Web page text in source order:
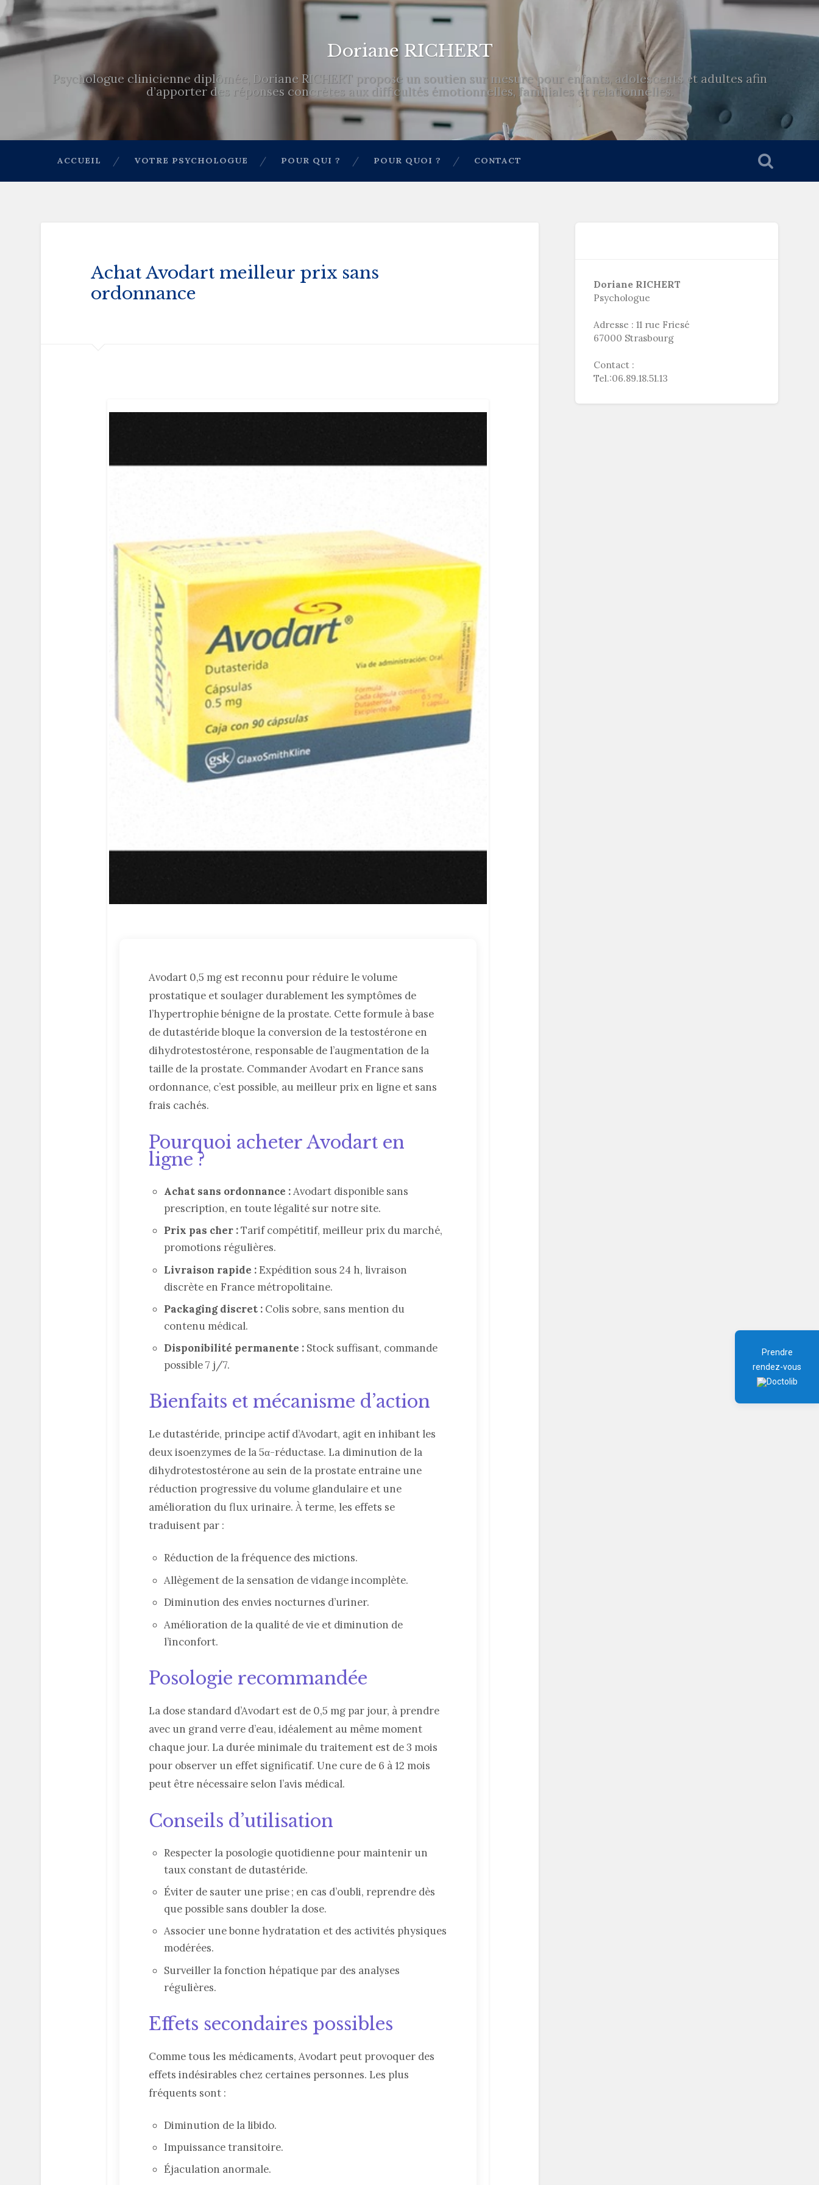
Doriane RICHERT
Psychologue clinicienne diplômée, Doriane RICHERT propose un soutien sur mesure pour enfants, adolescents et adultes afin
d’apporter des réponses concrètes aux difficultés émotionnelles, familiales et relationnelles.
ACCUEIL VOTRE PSYCHOLOGUE POUR QUI ? POUR QUOI ? CONTACT
Achat Avodart meilleur prix sans
ordonnance
Avodart 0,5 mg est reconnu pour réduire le volume
prostatique et soulager durablement les symptômes de
l’hypertrophie bénigne de la prostate. Cette formule à base
de dutastéride bloque la conversion de la testostérone en
dihydrotestostérone, responsable de l’augmentation de la
taille de la prostate. Commander Avodart en France sans
ordonnance, c’est possible, au meilleur prix en ligne et sans
frais cachés.
Pourquoi acheter Avodart en
ligne ?
Achat sans ordonnance :Avodart disponible sans
prescription, en toute légalité sur notre site.
Prix pas cher :Tarif compétitif, meilleur prix du marché,
promotions régulières.
Livraison rapide : Expédition sous 24 h, livraison
discrète en France métropolitaine.
Packaging discret : Colis sobre, sans mention du
contenu médical.
Disponibilité permanente : Stock suffisant, commande
possible 7 j/7.
Bienfaits et mécanisme d’action
Le dutastéride, principe actif d’Avodart, agit en inhibant les
deux isoenzymes de la 5α-réductase. La diminution de la
dihydrotestostérone au sein de la prostate entraine une
réduction progressive du volume glandulaire et une
amélioration du flux urinaire. À terme, les effets se
traduisent par :
Réduction de la fréquence des mictions.
Allègement de la sensation de vidange incomplète.
Diminution des envies nocturnes d’uriner.
Amélioration de la qualité de vie et diminution de
l’inconfort.
Posologie recommandée
La dose standard d’Avodart est de 0,5 mg par jour, à prendre
avec un grand verre d’eau, idéalement au même moment
chaque jour. La durée minimale du traitement est de 3 mois
pour observer un effet significatif. Une cure de 6 à 12 mois
peut être nécessaire selon l’avis médical.
Conseils d’utilisation
Respecter la posologie quotidienne pour maintenir un
taux constant de dutastéride.
Éviter de sauter une prise ; en cas d’oubli, reprendre dès
que possible sans doubler la dose.
Associer une bonne hydratation et des activités physiques
modérées.
Surveiller la fonction hépatique par des analyses
régulières.
Effets secondaires possibles
Comme tous les médicaments, Avodart peut provoquer des
effets indésirables chez certaines personnes. Les plus
fréquents sont :
Diminution de la libido.
Impuissance transitoire.
Éjaculation anormale.
Prendre
rendez-vous
Doriane RICHERT
Psychologue
Adresse : 11 rue Friesé
67000 Strasbourg
Contact :
Tel.:06.89.18.51.13